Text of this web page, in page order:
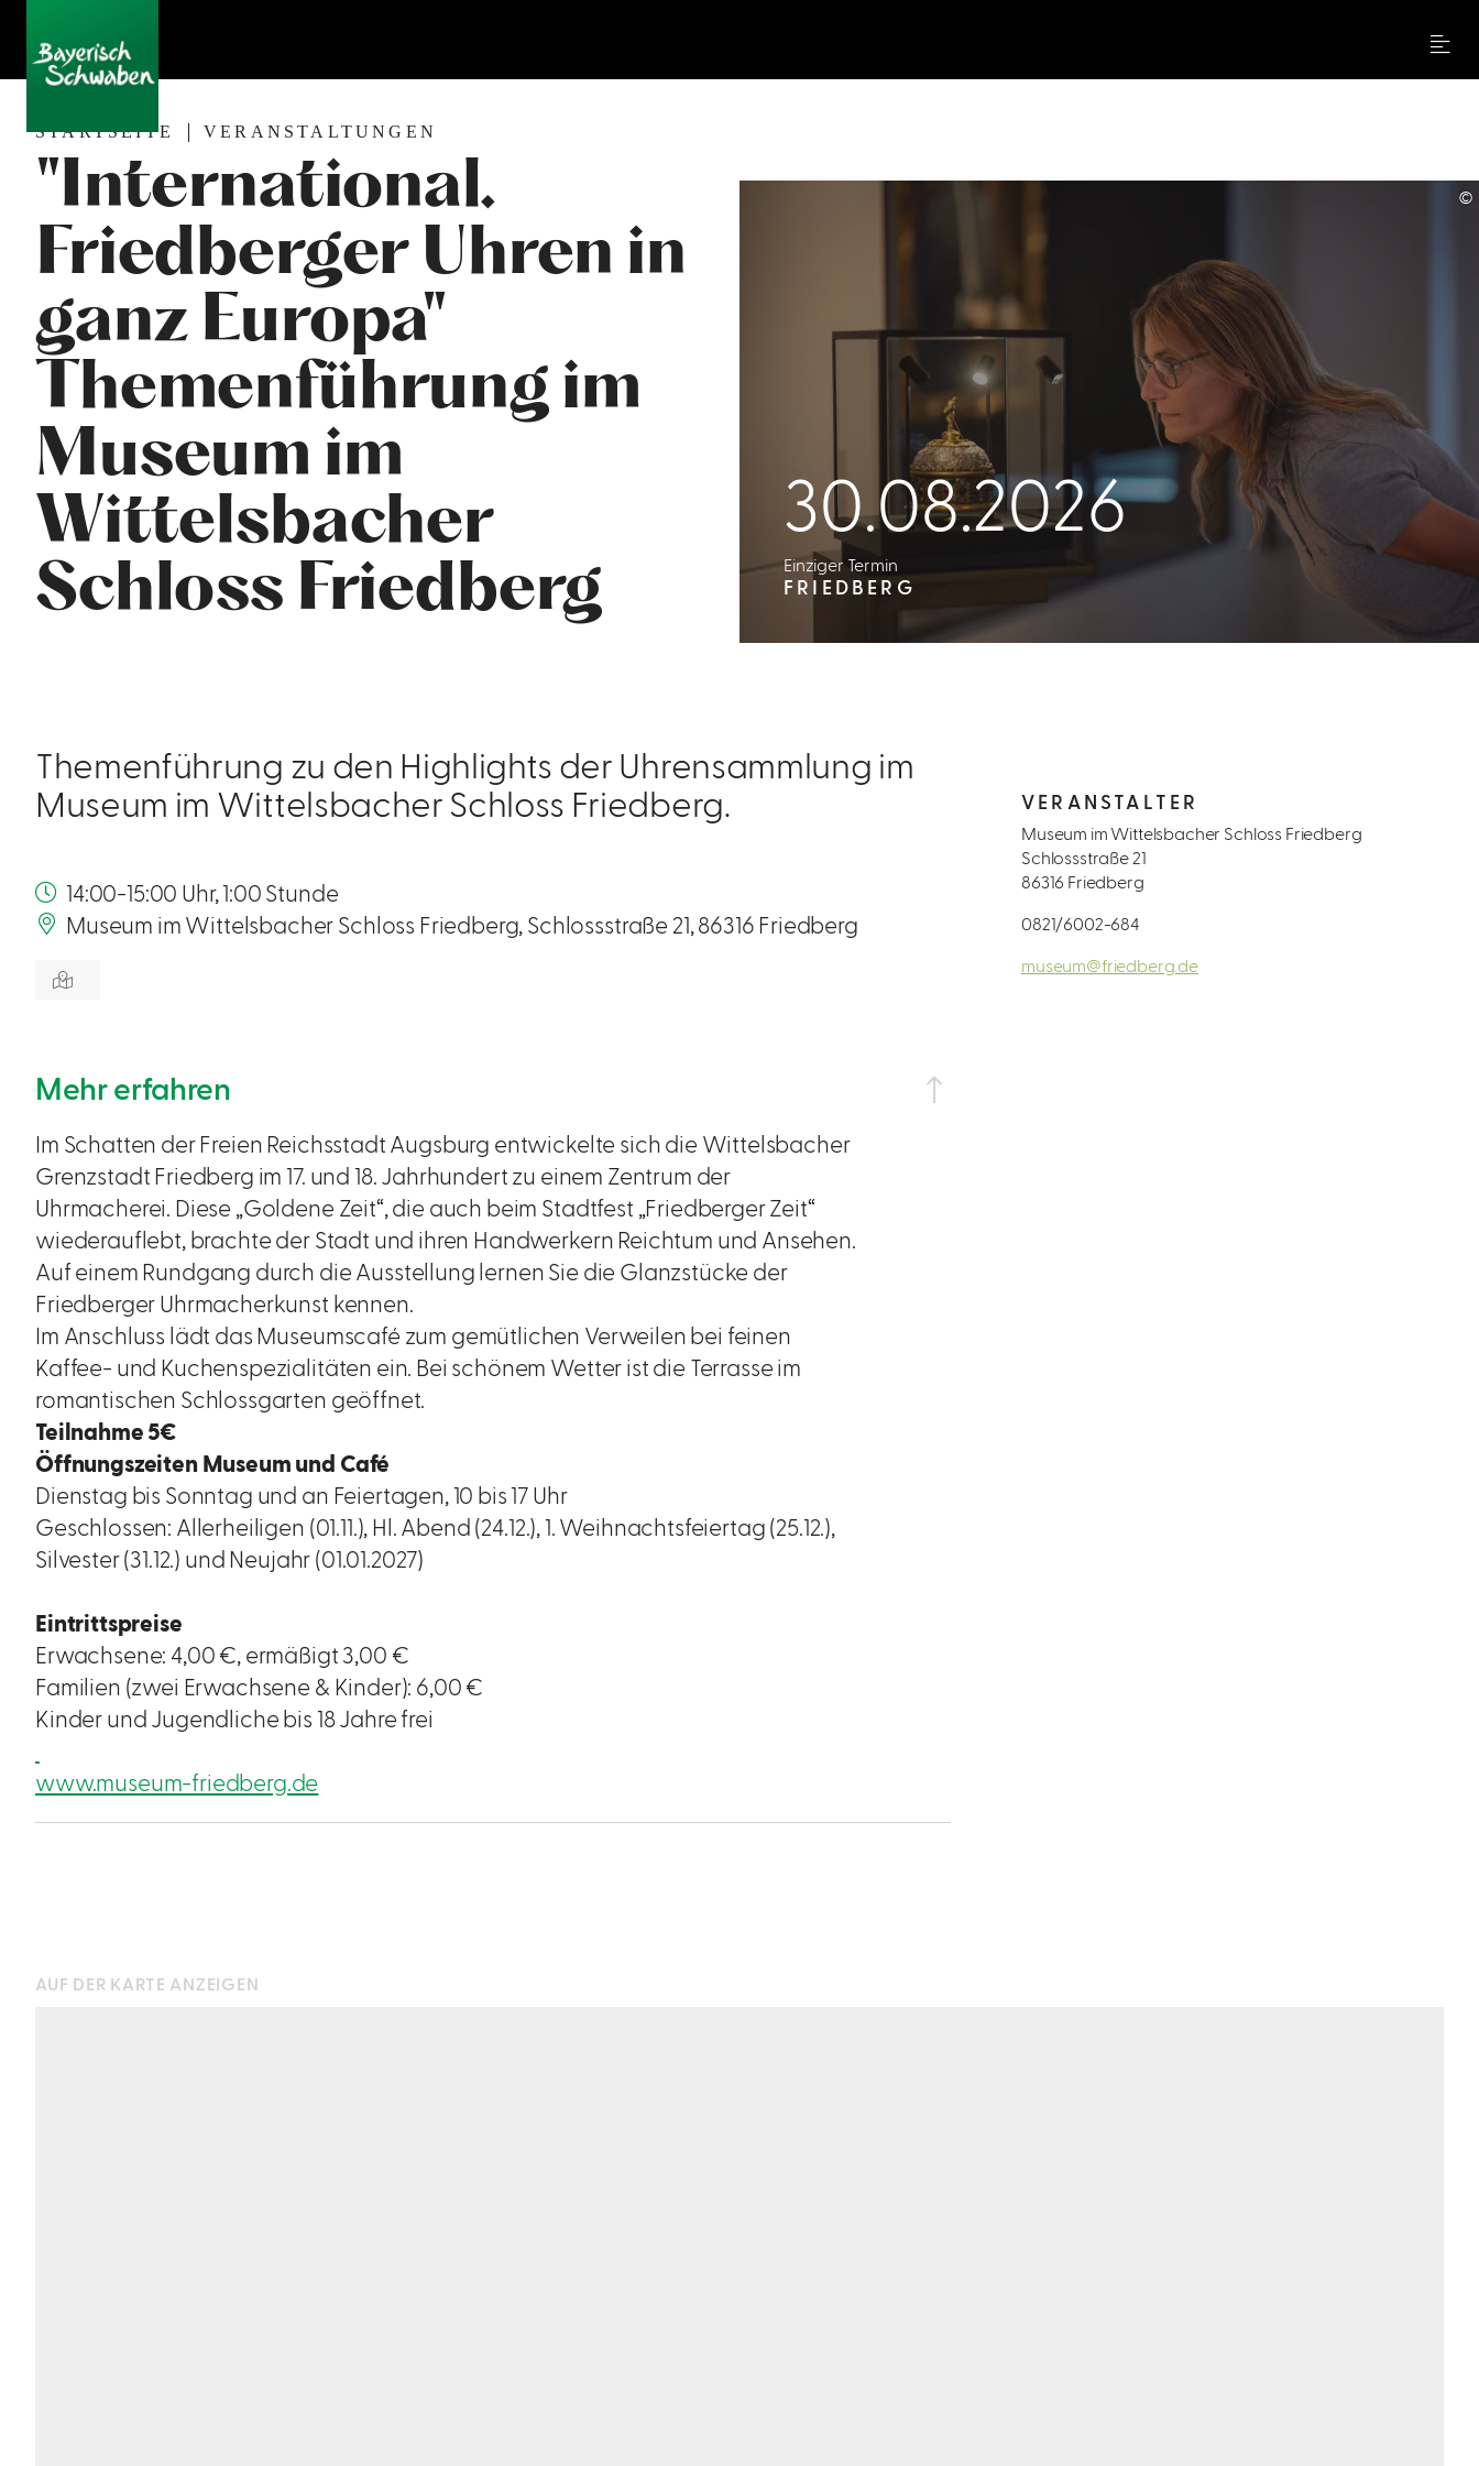
Menu
STARTSEITE VERANSTALTUNGEN
"International.
Friedberger Uhren in
ganz Europa"
Themenführung im
Museum im
Wittelsbacher
Schloss Friedberg
30.08.2026
Einziger Termin
FRIEDBERG
©
Themenführung zu den Highlights der Uhrensammlung im
Museum im Wittelsbacher Schloss Friedberg.
14:00-15:00 Uhr, 1:00 Stunde
Museum im Wittelsbacher Schloss Friedberg, Schlossstraße 21, 86316 Friedberg
Mehr erfahren
Im Schatten der Freien Reichsstadt Augsburg entwickelte sich die Wittelsbacher
Grenzstadt Friedberg im 17. und 18. Jahrhundert zu einem Zentrum der
Uhrmacherei. Diese „Goldene Zeit“, die auch beim Stadtfest „Friedberger Zeit“
wiederauflebt, brachte der Stadt und ihren Handwerkern Reichtum und Ansehen.
Auf einem Rundgang durch die Ausstellung lernen Sie die Glanzstücke der
Friedberger Uhrmacherkunst kennen.
Im Anschluss lädt das Museumscafé zum gemütlichen Verweilen bei feinen
Kaffee- und Kuchenspezialitäten ein. Bei schönem Wetter ist die Terrasse im
romantischen Schlossgarten geöffnet.
Teilnahme 5€
Öffnungszeiten Museum und Café
Dienstag bis Sonntag und an Feiertagen, 10 bis 17 Uhr
Geschlossen: Allerheiligen (01.11.), Hl. Abend (24.12.), 1. Weihnachtsfeiertag (25.12.),
Silvester (31.12.) und Neujahr (01.01.2027)
Eintrittspreise
Erwachsene: 4,00 €, ermäßigt 3,00 €
Familien (zwei Erwachsene & Kinder): 6,00 €
Kinder und Jugendliche bis 18 Jahre frei
www.museum-friedberg.de
VERANSTALTER
Museum im Wittelsbacher Schloss Friedberg
Schlossstraße 21
86316 Friedberg
0821/6002-684
museum@friedberg.de
AUF DER KARTE ANZEIGEN